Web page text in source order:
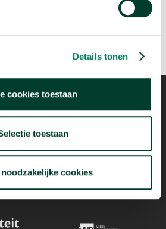
Details tonen
cookies toestaan
toestaan
cookies
dankzij